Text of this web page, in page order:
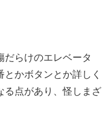
だらけのエレベータ
かボタンとか詳しく
る点があり、怪しまざ